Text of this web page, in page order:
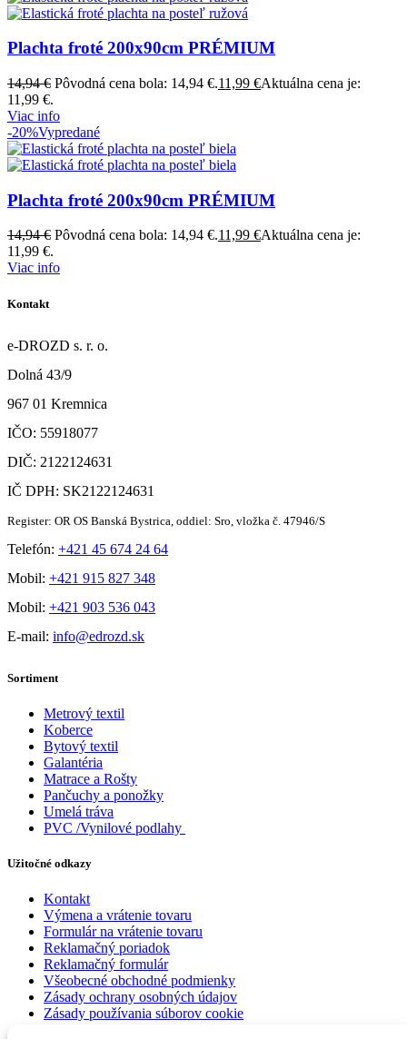
Plachta froté 200x90cm PRÉMIUM
14,94€ Pôvodná cena bola: 14,94 €.11,99 €Aktuálna cena je:
11,99 €.
Viac info
-20%Vypredané
Plachta froté 200x90cm PRÉMIUM
14,94€ Pôvodná cena bola: 14,94 €.11,99 €Aktuálna cena je:
11,99 €.
Viac info
Kontakt
e-DROZD s. r. o.
Dolná 43/9
967 01 Kremnica
IČO: 55918077
DIČ: 2122124631
IČ DPH: SK2122124631
Register: OR OS Banská Bystrica, oddiel: Sro, vložka č. 47946/S
Telefón: +421 45 674 24 64
Mobil: +421 915 827 348
Mobil: +421 903 536 043
E-mail: info@edrozd.sk
Sortiment
Metrový textil
Koberce
Bytový textil
Galantéria
Matrace a Rošty
Pančuchy a ponožky
Umelá tráva
PVC /Vynilové podlahy
Užitočné odkazy
Kontakt
Výmena a vrátenie tovaru
Formulár na vrátenie tovaru
Reklamačný poriadok
Reklamačný formulár
Všeobecné obchodné podmienky
Zásady ochrany osobných údajov
Zásady používania súborov cookie